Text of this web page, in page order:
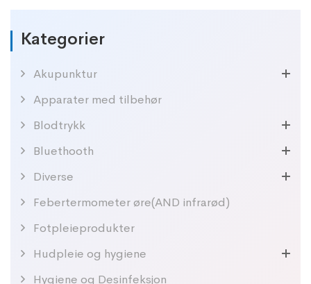
Kategorier
Akupunktur
Apparater med tilbehør
Blodtrykk
Bluethooth
Diverse
Febertermometer øre(AND infrarød)
Fotpleieprodukter
Hudpleie og hygiene
Hygiene og Desinfeksjon